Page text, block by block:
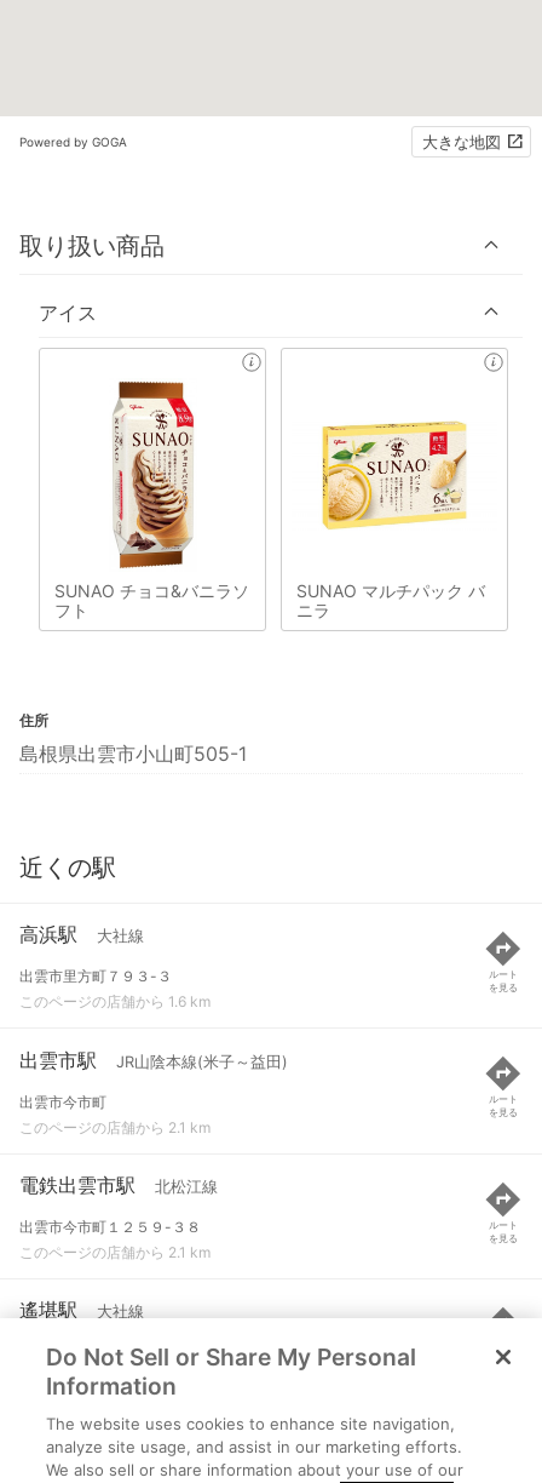
Powered by GOGA 大きな地図
取り扱い商品
アイス
SUNAO チョコ&バニラソ
フト
SUNAO マルチパック バ
ニラ
住所
島根県出雲市小山町505-1
近くの駅
高浜駅 大社線
出雲市里方町７９３-３
このページの店舗から 1.6 km
ルート
を見る
出雲市駅 JR山陰本線(米子～益田)
出雲市今市町
このページの店舗から 2.1 km
ルート
を見る
電鉄出雲市駅 北松江線
出雲市今市町１２５９-３８
このページの店舗から 2.1 km
ルート
を見る
遙堪駅 大社線
島根県出雲市常松町
このページの店舗から 2.2 km
ルート
を見る
出雲科学館パークタウン前駅
出雲市今市町１９０５-４
Do Not Sell or Share My Personal
Information
The website uses cookies to enhance site navigation,
analyze site usage, and assist in our marketing efforts.
We also sell or share information about your use of our